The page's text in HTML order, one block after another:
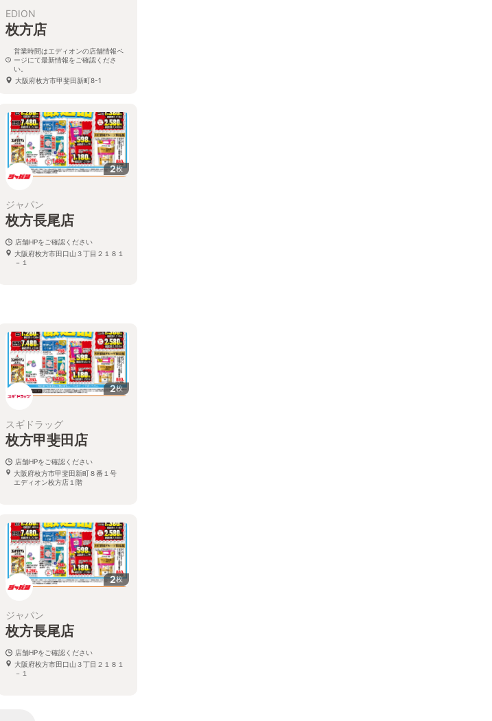
EDION
枚方店
営業時間はエディオンの店舗情報ペ
ージにて最新情報をご確認くださ
い。
大阪府枚方市甲斐田新町8-1
2枚
ジャパン
枚方長尾店
店舗HPをご確認ください
大阪府枚方市田口山３丁目２１８１
－１
2枚
スギドラッグ
枚方甲斐田店
店舗HPをご確認ください
大阪府枚方市甲斐田新町８番１号
エディオン枚方店１階
2枚
ジャパン
枚方長尾店
店舗HPをご確認ください
大阪府枚方市田口山３丁目２１８１
－１